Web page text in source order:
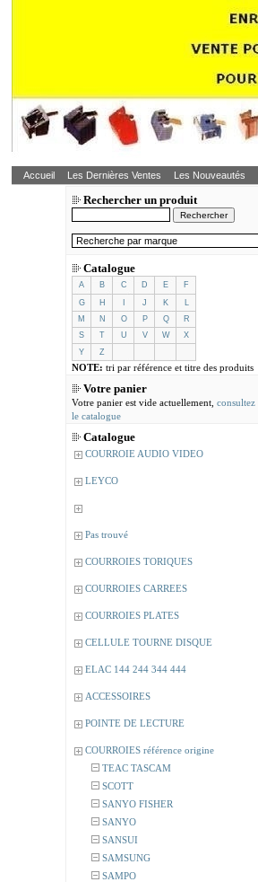
Accueil Les Dernières Ventes Les Nouveautés
Rechercher un produit
Catalogue
A B C D E
F
G
H J K
L
M
N O P Q
R
S
T U V W
X
Y
Z
NOTE: tri par référence et titre des produits
Votre panier
Votre panier est vide actuellement, consultez
le catalogue
Catalogue
COURROIE AUDIO VIDEO
LEYCO
Pas trouvé
COURROIES TORIQUES
COURROIES CARREES
COURROIES PLATES
CELLULE TOURNE DISQUE
ELAC 144 244 344 444
ACCESSOIRES
POINTE DE LECTURE
COURROIES référence origine
TEAC TASCAM
SCOTT
SANYO FISHER
SANYO
SANSUI
SAMSUNG
SAMPO